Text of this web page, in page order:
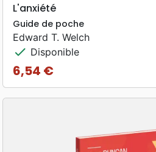
L'anxiété
Guide de poche
Edward T. Welch
check Disponible
Prix
6,54 €